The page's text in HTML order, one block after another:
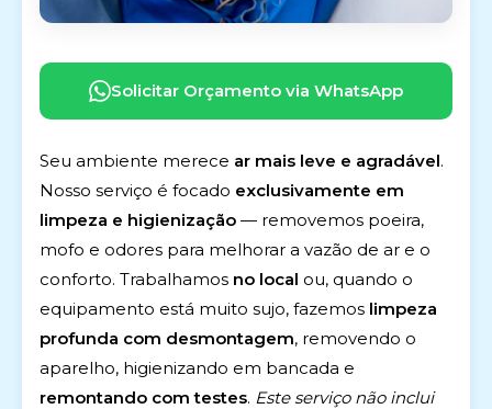
Solicitar Orçamento via WhatsApp
Seu ambiente merece ar mais leve e agradável.
Nosso serviço é focado exclusivamente em
limpeza e higienização — removemos poeira,
mofo e odores para melhorar a vazão de ar e o
conforto. Trabalhamos no local ou, quando o
equipamento está muito sujo, fazemos limpeza
profunda com desmontagem, removendo o
aparelho, higienizando em bancada e
remontando com testes. Este serviço não inclui